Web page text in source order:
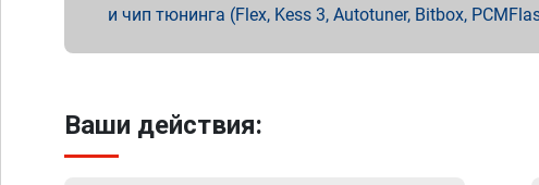
и чип тюнинга (Flex, Kess 3, Autotuner, Bitbox,
Ваши действия: